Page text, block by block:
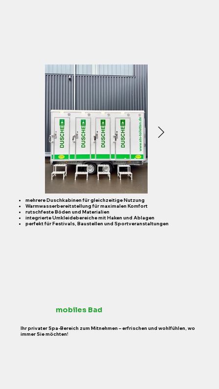
Ihr privater Spa-Bereich zum Mitnehmen – erfrischen und wohlfühlen, wo
immer Sie möchten!
mobiles Bad
mehrere Duschkabinen für gleichzeitige Nutzung
​Warmwasserbereitstellung für maximalen Komfort
rutschfeste Böden und Materialien
integrierte Umkleidebereiche mit Haken und Ablagen
perfekt für Festivals, Baustellen und Sportveranstaltungen